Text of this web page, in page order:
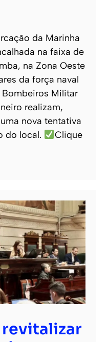
da Marinha
na faixa de
na Zona Oeste
da força naval
Militar
realizam,
nova tentativa
do local.
Clique